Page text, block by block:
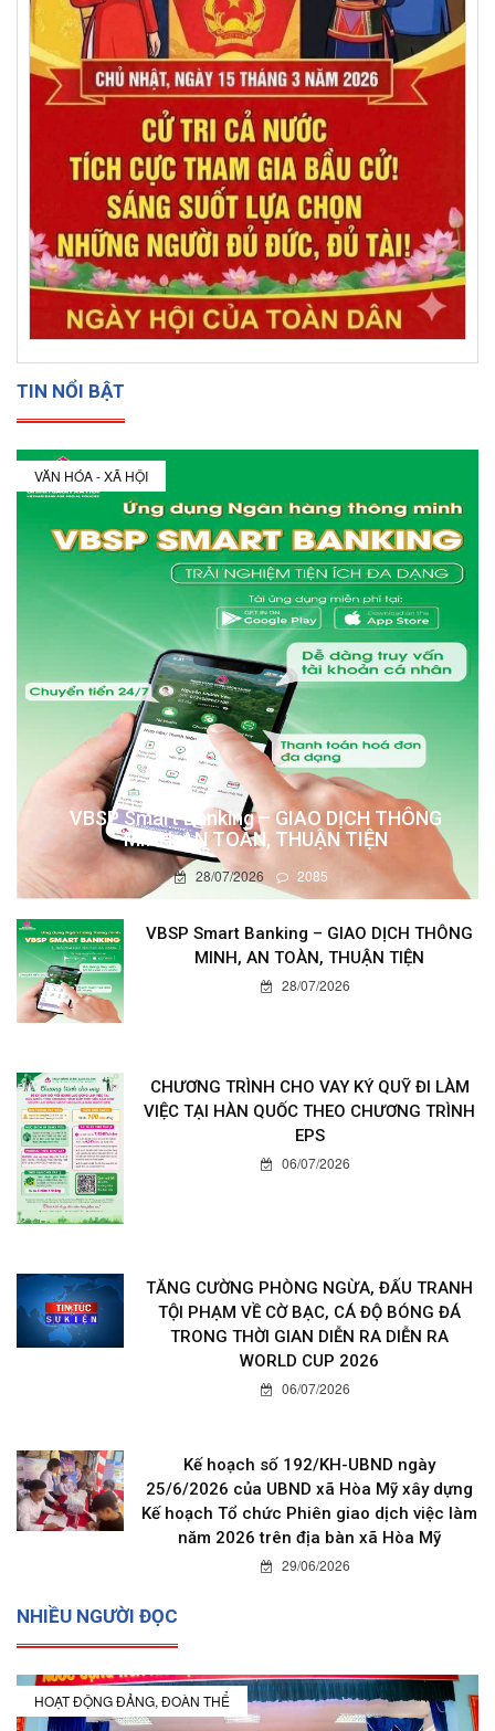
TIN NỔI BẬT
VĂN HÓA - XÃ HỘI
VBSP Smart Banking – GIAO DỊCH THÔNG
MINH, AN TOÀN, THUẬN TIỆN
28/07/2026 2085
VBSP Smart Banking – GIAO DỊCH THÔNG
MINH, AN TOÀN, THUẬN TIỆN
28/07/2026
CHƯƠNG TRÌNH CHO VAY KÝ QUỸ ĐI LÀM
VIỆC TẠI HÀN QUỐC THEO CHƯƠNG TRÌNH
EPS
06/07/2026
TĂNG CƯỜNG PHÒNG NGỪA, ĐẤU TRANH
TỘI PHẠM VỀ CỜ BẠC, CÁ ĐỘ BÓNG ĐÁ
TRONG THỜI GIAN DIỄN RA DIỄN RA
WORLD CUP 2026
06/07/2026
Kế hoạch số 192/KH-UBND ngày
25/6/2026 của UBND xã Hòa Mỹ xây dựng
Kế hoạch Tổ chức Phiên giao dịch việc làm
năm 2026 trên địa bàn xã Hòa Mỹ
29/06/2026
NHIỀU NGƯỜI ĐỌC
HOẠT ĐỘNG ĐẢNG, ĐOÀN THỂ